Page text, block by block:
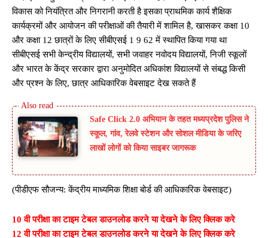
विकास को नियंत्रित और निगरानी करती है इसका प्राथमिक कार्य शैक्षिक
कार्यक्रमों और आयोजन की परीक्षाओं की तैयारी में शामिल है, खासकर कक्षा 10
और कक्षा 12 छात्रों के लिए सीबीएसई 1 9 62 में स्थापित किया गया था
सीबीएसई सभी केन्द्रीय विद्यालयों, सभी जवाहर नवोदय विद्यालयों, निजी स्कूलों
और भारत के केंद्र सरकार द्वारा अनुमोदित अधिकांश विद्यालयों से संबद्ध किसी
और प्रश्न के लिए, छात्र आधिकारिक वेबसाइट देख सकते हैं
Safe Click 2.0 अभियान के तहत मध्यप्रदेश पुलिस ने
स्कूल, गांव, रेलवे स्टेशन और सोशल मीडिया के जरिए
लाखों लोगों को किया साइबर जागरूक
(पीडीएफ सौजन्य: केंद्रीय माध्यमिक शिक्षा बोर्ड की आधिकारिक वेबसाइट)
10 वी परीक्षा का टाइम टेबल डाउनलोड करने या देखने के लिए क्लिक करे
12 वी परीक्षा का टाइम टेबल डाउनलोड करने या देखने के लिए क्लिक करे